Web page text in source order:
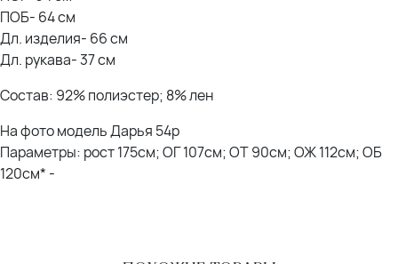
ПОБ- 64 см
Дл. изделия- 66 см
Дл. рукава- 37 см
Состав: 92% полиэстер; 8% лен
На фото модель Дарья 54р
Параметры: рост 175см; ОГ 107см; ОТ 90см; ОЖ 112см; ОБ
120см* -